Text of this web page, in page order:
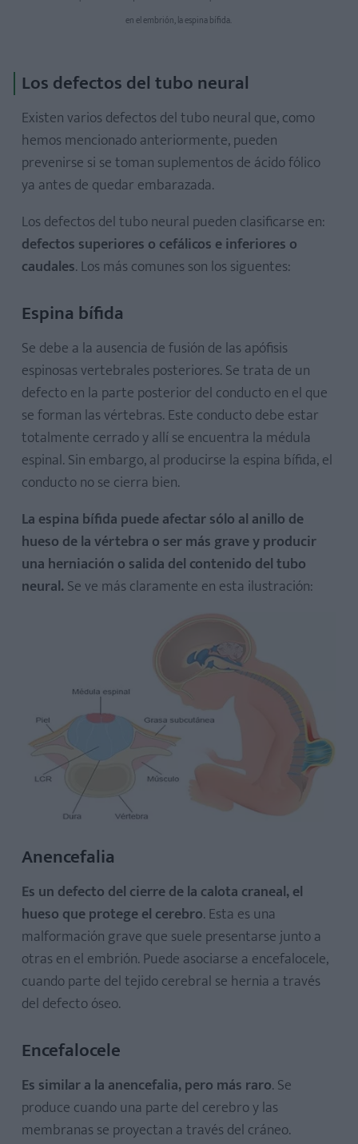
en el embrión, la espina bífida.
Los defectos del tubo neural
Existen varios defectos del tubo neural que, como
hemos mencionado anteriormente, pueden
prevenirse si se toman suplementos de ácido fólico
ya antes de quedar embarazada.
Los defectos del tubo neural pueden clasificarse en:
defectos superiores o cefálicos e inferiores o
caudales. Los más comunes son los siguentes:
Espina bífida
Se debe a la ausencia de fusión de las apófisis
espinosas vertebrales posteriores. Se trata de un
defecto en la parte posterior del conducto en el que
se forman las vértebras. Este conducto debe estar
totalmente cerrado y allí se encuentra la médula
espinal. Sin embargo, al producirse la espina bífida, el
conducto no se cierra bien.
La espina bífida puede afectar sólo al anillo de
hueso de la vértebra o ser más grave y producir
una herniación o salida del contenido del tubo
neural. Se ve más claramente en esta ilustración:
Anencefalia
Es un defecto del cierre de la calota craneal, el
hueso que protege el cerebro. Esta es una
malformación grave que suele presentarse junto a
otras en el embrión. Puede asociarse a encefalocele,
cuando parte del tejido cerebral se hernia a través
del defecto óseo.
Encefalocele
Es similar a la anencefalia, pero más raro. Se
produce cuando una parte del cerebro y las
membranas se proyectan a través del cráneo.